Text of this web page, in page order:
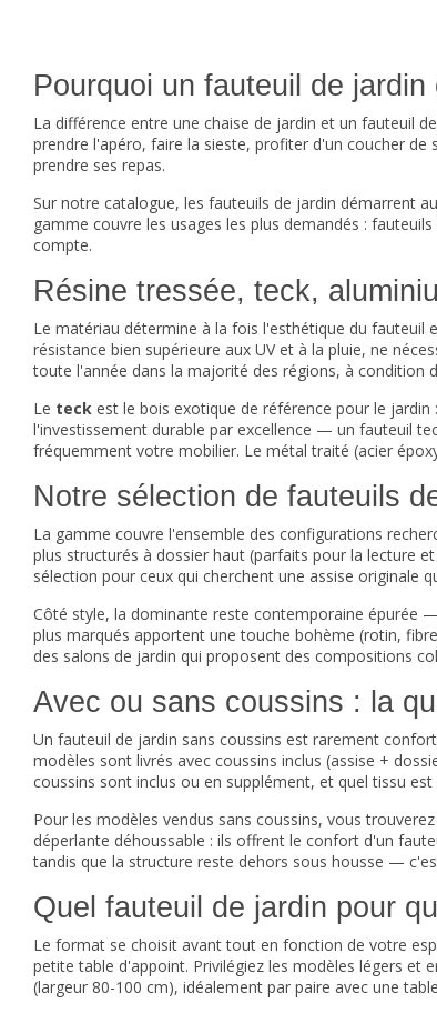
Pourquoi un fauteuil de
La différence entre une chaise de jardin et un fauteuil
prendre l'apéro, faire la sieste, profiter d'un coucher
prendre ses repas.
Sur notre catalogue, les fauteuils de jardin démarrent
gamme couvre les usages les plus demandés :
compte.
Résine tressée, teck,
Le matériau détermine à la fois l'esthétique du fauteuil
résistance bien supérieure aux UV et à la pluie, ne
toute l'année dans la majorité des régions, à condition
Le teck est le bois exotique de référence pour le
l'investissement durable par excellence — un fauteuil
fréquemment votre mobilier. Le métal traité (acier
Notre sélection de fauteuils
La gamme couvre l'ensemble des configurations
plus structurés à dossier haut (parfaits pour la lecture
sélection pour ceux qui cherchent une assise originale
Côté style, la dominante reste contemporaine épurée
plus marqués apportent une touche bohème (rotin,
des salons de jardin qui proposent des compositions
Avec ou sans coussins : la
Un fauteuil de jardin sans coussins est rarement
modèles sont livrés avec coussins inclus (assise +
coussins sont inclus ou en supplément, et quel tissu est
Pour les modèles vendus sans coussins, vous
déperlante déhoussable : ils offrent le confort d'un
tandis que la structure reste dehors sous housse —
Quel fauteuil de jardin pour
Le format se choisit avant tout en fonction de votre
petite table d'appoint. Privilégiez les modèles légers et
(largeur 80-100 cm), idéalement par paire avec une